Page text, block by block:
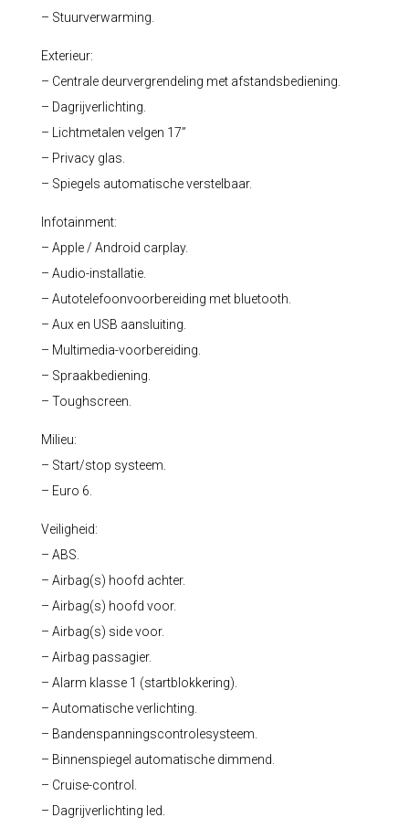
– Stuurverwarming.
Exterieur:
– Centrale deurvergrendeling met afstandsbediening.
– Dagrijverlichting.
– Lichtmetalen velgen 17”
– Privacy glas.
– Spiegels automatische verstelbaar.
Infotainment:
– Apple / Android carplay.
– Audio-installatie.
– Autotelefoonvoorbereiding met bluetooth.
– Aux en USB aansluiting.
– Multimedia-voorbereiding.
– Spraakbediening.
– Toughscreen.
Milieu:
– Start/stop systeem.
– Euro 6.
Veiligheid:
– ABS.
– Airbag(s) hoofd achter.
– Airbag(s) hoofd voor.
– Airbag(s) side voor.
– Airbag passagier.
– Alarm klasse 1 (startblokkering).
– Automatische verlichting.
– Bandenspanningscontrolesysteem.
– Binnenspiegel automatische dimmend.
– Cruise-control.
– Dagrijverlichting led.